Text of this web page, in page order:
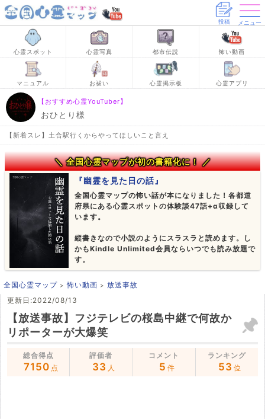
投稿 メニュー
心霊スポット 心霊写真 都市伝説 怖い動画
マニュアル お祓い 心霊掲示板 心霊アプリ
【おすすめ心霊YouTuber】
おひとり様
【新着スレ】土合駅行くからやってほしいこと言え
＼ 全国心霊マップが初の書籍化に！ ／
『幽霊を見た日の話』
全国心霊マップの怖い話が本になりました！各都道
府県にある心霊スポットの体験談47話+α収録して
います。
縦書きなので小説のようにスラスラと読めます。し
かもKindle Unlimited会員ならいつでも読み放題で
す。
全国心霊マップ 怖い動画
放送事故
更新日:2022/08/13
【放送事故】フジテレビの桜島中継で何故か
リポーターが大爆笑
総合得点
7150 点
評価者
33 人
コメント
5 件
ランキング
53 位